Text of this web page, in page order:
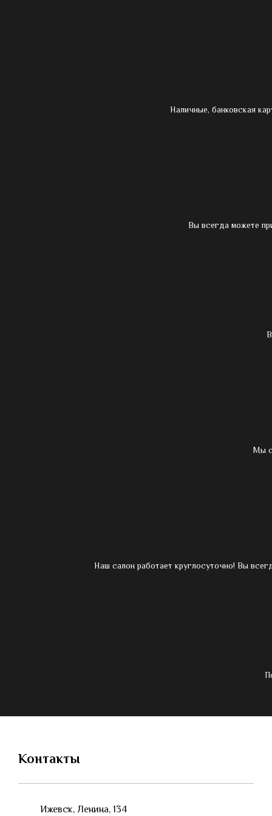
Наличные, банковская
Вы всегда можете
Мы
Наш салон работает круглосуточно! Вы
Контакты
Ижевск, Ленина, 134